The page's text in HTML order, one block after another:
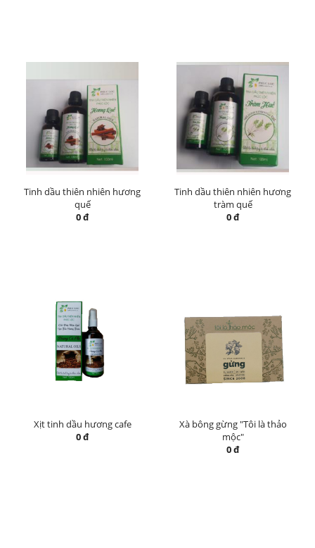
Tinh dầu thiên nhiên hương
quế
0 đ
Tinh dầu thiên nhiên hương
tràm quế
0 đ
Xịt tinh dầu hương cafe
0 đ
Xà bông gừng "Tôi là thảo
mộc"
0 đ